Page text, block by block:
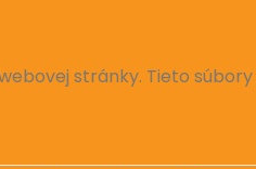
stránky. Tieto